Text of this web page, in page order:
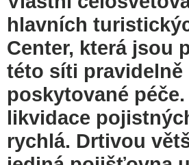
hlavních
Center, která jsou
této síti pravidelně
poskytované
likvidace
rychlá. Drtivou